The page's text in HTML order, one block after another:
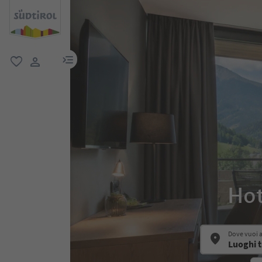
menu link
Dove vuoi